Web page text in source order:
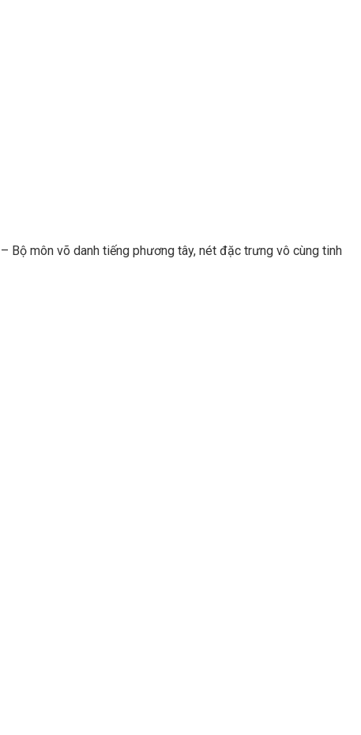
Bộ môn võ danh tiếng phương tây, nét đặc trưng vô cùng tinh